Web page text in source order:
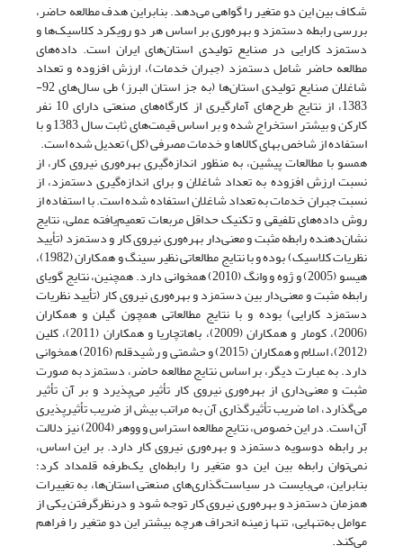
شکاف بین این دو متغیر را گواهی می‌دهد. بنابراین هدف مطالعه حاضر،
بررسی رابطه دستمزد و بهره‌وری بر اساس هر دو رویکرد کلاسیک‌ها و
دستمزد کارایی در صنایع تولیدی استان‌های ایران است. داده‌های
مطالعه حاضر شامل دستمزد (جبران خدمات)، ارزش افزوده و تعداد
شاغلان صنایع تولیدی استان‌ها (به جز استان البرز) طی سال‌های 92-
1383، از نتایج طرح‌های آمارگیری از کارگاه‌های صنعتی دارای 10 نفر
کارکن و بیشتر استخراج شده و بر اساس قیمت‌های ثابت سال 1383 و با
استفاده از شاخص بهای کالاها و خدمات مصرفی (کل) تعدیل شده است.
همسو با مطالعات پیشین، به منظور اندازه‌گیری بهره‌وری نیروی کار، از
نسبت ارزش افزوده به تعداد شاغلان و برای اندازه‌گیری دستمزد، از
نسبت جبران خدمات به تعداد شاغلان استفاده شده است. با استفاده از
روش داده‌های تلفیقی و تکنیک حداقل مربعات تعمیم‌یافته عملی، نتایج
نشان‌دهنده رابطه مثبت و معنی‌دار بهره‌وری نیروی کار و دستمزد (تأیید
نظریات کلاسیک) بوده و با نتایج مطالعاتی نظیر سینگ و همکاران (1982)،
هیسو (2005) و ژوه و وانگ (2010) همخوانی دارد. همچنین، نتایج گویای
رابطه مثبت و معنی‌دار بین دستمزد و بهره‌وری نیروی کار (تأیید نظریات
دستمزد کارایی) بوده و با نتایج مطالعاتی همچون گیلن و همکاران
(2006)، کومار و همکاران (2009)، باهاتچاریا و همکاران (2011)، کلین
(2012)، اسلام و همکاران (2015) و حشمتی و رشیدقلم (2016) همخوانی
دارد. به عبارت دیگر، بر اساس نتایج مطالعه حاضر، دستمزد به صورت
مثبت و معنی‌داری از بهره‌وری نیروی کار تأثیر می‌پذیرد و بر آن تأثیر
می‌گذارد، اما ضریب تأثیرگذاری آن به مراتب بیش از ضریب تأثیرپذیری
آن است. در این خصوص، نتایج مطالعه استراس و ووهر (2004) نیز دلالت
بر رابطه دوسویه دستمزد و بهره‌وری نیروی کار دارد. بر این اساس،
نمی‌توان رابطه بین این دو متغیر را رابطه‌ای یک‌طرفه قلمداد کرد؛
بنابراین، می‌بایست در سیاست‌گذاری‌های صنعتی استان‌ها، به تغییرات
همزمان دستمزد و بهره‌وری نیروی کار توجه شود و درنظرگرفتن یکی از
عوامل به‌تنهایی، تنها زمینه انحراف هرچه بیشتر این دو متغیر را فراهم
می‌کند.